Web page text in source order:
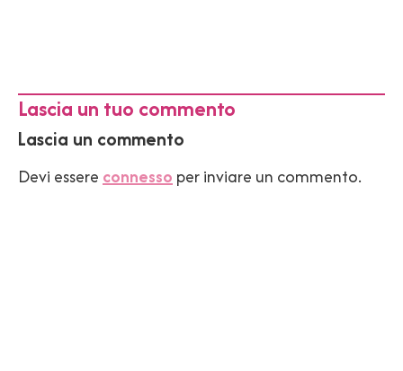
Lascia un tuo commento
Lascia un commento
Devi essere connesso per inviare un commento.